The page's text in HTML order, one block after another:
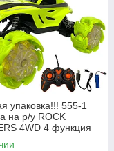
упаковка!!! 555-1
на р/у ROCK
4WD 4 функция